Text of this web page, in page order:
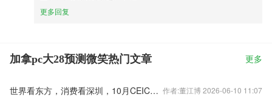
更多回复
加拿pc大28预测微笑热门文章 更多
世界看东方，消费看深圳，10月CEIC2026与您相约！一起定义消费电子新风向 作者:董江博 2026-06-10 11:07